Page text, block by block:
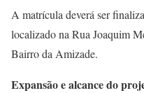
A matrícula deverá ser
localizado na Rua Joaquim
Bairro da Amizade.
Expansão e alcance do